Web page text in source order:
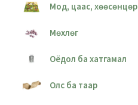
Мод, цаас, хөөсөнцөр
Мөхлөг
Оёдол ба хатгамал
Олс ба таар